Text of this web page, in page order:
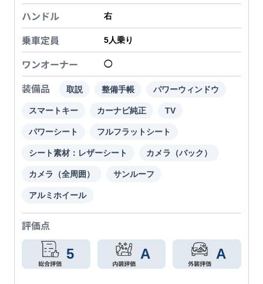
ハンドル 右
乗車定員 5人乗り
ワンオーナー ◯
装備品 取説 整備手帳 パワーウィンドウ
スマートキー カーナビ純正 TV
パワーシート フルフラットシート
シート素材：レザーシート カメラ（バック）
カメラ（全周囲） サンルーフ
アルミホイール
評価点
5 A A